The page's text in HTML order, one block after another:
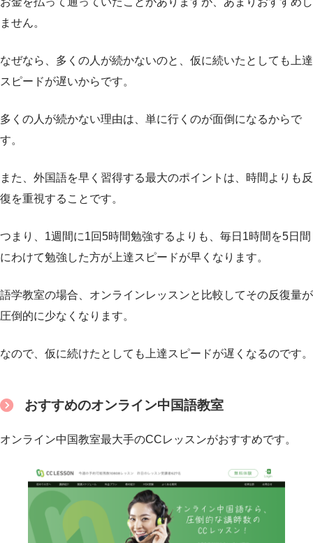
ません。
なぜなら、多くの人が続かないのと、仮に続いたとしても上達
スピードが遅いからです。
多くの人が続かない理由は、単に行くのが面倒になるからで
す。
また、外国語を早く習得する最大のポイントは、時間よりも反
復を重視することです。
つまり、1週間に1回5時間勉強するよりも、毎日1時間を5日間
にわけて勉強した方が上達スピードが早くなります。
語学教室の場合、オンラインレッスンと比較してその反復量が
圧倒的に少なくなります。
なので、仮に続けたとしても上達スピードが遅くなるのです。
おすすめのオンライン中国語教室
オンライン中国教室最大手のCCレッスンがおすすめです。